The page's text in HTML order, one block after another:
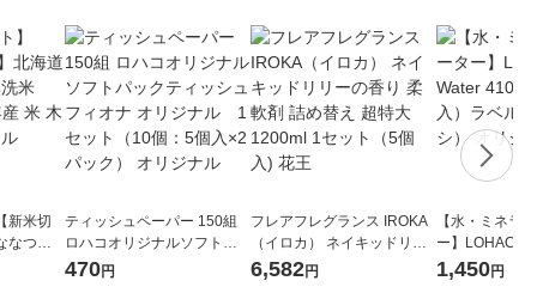
新米切
なつぼ
和7年産
ティッシュペーパー 150組
ロハコオリジナルソフトパ
ックティッシュ フィオナ オ
470円
フレアフレグランス IROKA
（イロカ） ネイキッドリリ
ーの香り 柔軟剤 詰め替え 超
6,582円
【水・ミネラ
ー】LOHACO
1箱（20本入
1,450円